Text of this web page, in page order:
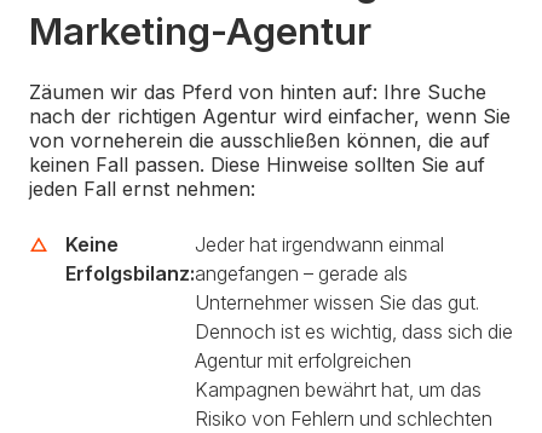
Marketing-Agentur
Zäumen wir das Pferd von hinten auf: Ihre Suche
nach der richtigen Agentur wird einfacher, wenn Sie
von vorneherein die ausschließen können, die auf
keinen Fall passen. Diese Hinweise sollten Sie auf
jeden Fall ernst nehmen:
Keine
Erfolgsbilanz:
Jeder hat irgendwann einmal
angefangen – gerade als
Unternehmer wissen Sie das gut.
Dennoch ist es wichtig, dass sich die
Agentur mit erfolgreichen
Kampagnen bewährt hat, um das
Risiko von Fehlern und schlechten